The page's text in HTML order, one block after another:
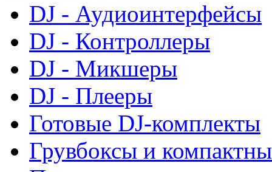
DJ - Аудиоинтерфейсы
DJ - Контроллеры
DJ - Микшеры
DJ - Плееры
Готовые DJ-комплекты
Грувбоксы и